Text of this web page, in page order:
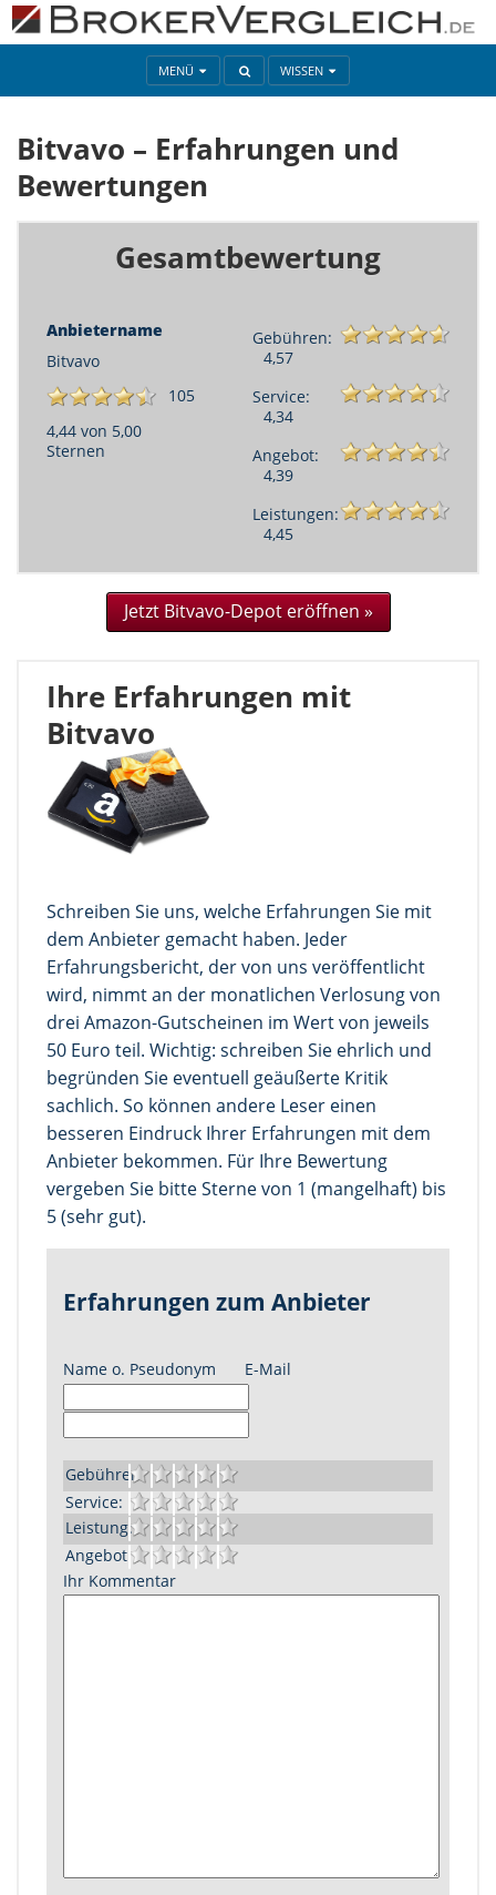
MENÜ WISSEN
Bitvavo – Erfahrungen und
Bewertungen
Gesamtbewertung
Anbietername
Bitvavo
105
4,44 von 5,00
Sternen
Gebühren:
4,57
Service:
4,34
Angebot:
4,39
Leistungen:
4,45
Jetzt Bitvavo-Depot eröffnen »
Ihre Erfahrungen mit
Bitvavo
Schreiben Sie uns, welche Erfahrungen Sie mit
dem Anbieter gemacht haben. Jeder
Erfahrungsbericht, der von uns veröffentlicht
wird, nimmt an der monatlichen Verlosung von
drei Amazon-Gutscheinen im Wert von jeweils
50 Euro teil. Wichtig: schreiben Sie ehrlich und
begründen Sie eventuell geäußerte Kritik
sachlich. So können andere Leser einen
besseren Eindruck Ihrer Erfahrungen mit dem
Anbieter bekommen. Für Ihre Bewertung
vergeben Sie bitte Sterne von 1 (mangelhaft) bis
5 (sehr gut).
Erfahrungen zum Anbieter
Name o. Pseudonym E-Mail
Gebühren:
Service:
Leistung:
Angebot:
Ihr Kommentar